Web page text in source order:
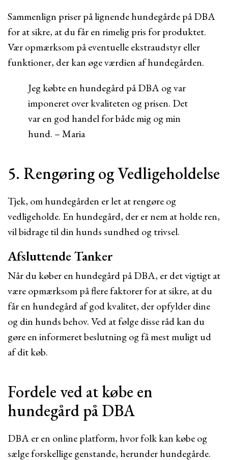
Sammenlign priser på lignende hundegårde på DBA
for at sikre, at du får en rimelig pris for produktet.
Vær opmærksom på eventuelle ekstraudstyr eller
funktioner, der kan øge værdien af hundegården.
Jeg købte en hundegård på DBA og var
imponeret over kvaliteten og prisen. Det
var en god handel for både mig og min
hund. – Maria
5. Rengøring og Vedligeholdelse
Tjek, om hundegården er let at rengøre og
vedligeholde. En hundegård, der er nem at holde ren,
vil bidrage til din hunds sundhed og trivsel.
Afsluttende Tanker
Når du køber en hundegård på DBA, er det vigtigt at
være opmærksom på flere faktorer for at sikre, at du
får en hundegård af god kvalitet, der opfylder dine
og din hunds behov. Ved at følge disse råd kan du
gøre en informeret beslutning og få mest muligt ud
af dit køb.
Fordele ved at købe en
hundegård på DBA
DBA er en online platform, hvor folk kan købe og
sælge forskellige genstande, herunder hundegårde.